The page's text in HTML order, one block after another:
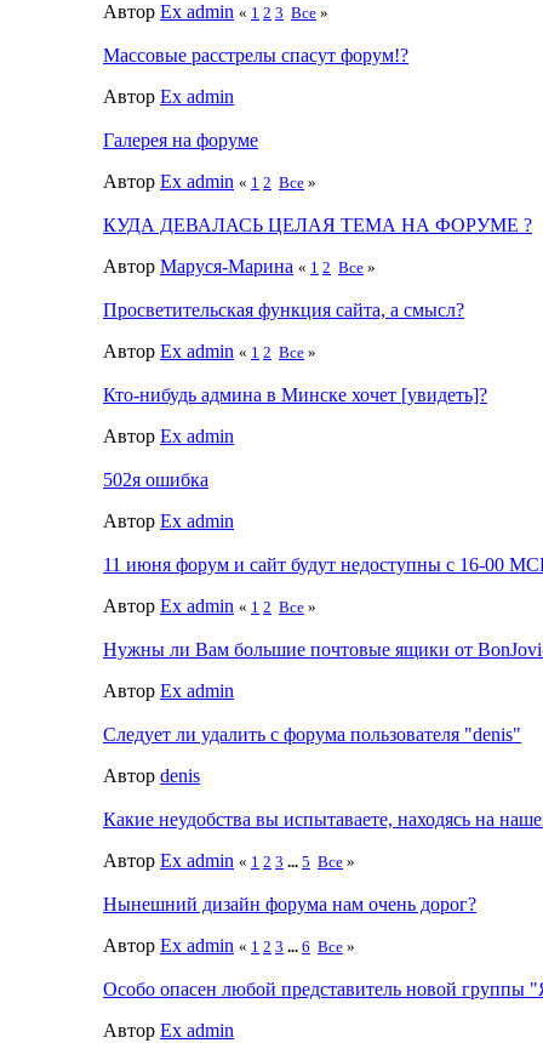
Автор Ex admin « 1 2 3 Все »
Массовые расстрелы спасут форум!?
Автор Ex admin
Галерея на форуме
Автор Ex admin « 1 2 Все »
КУДА ДЕВАЛАСЬ ЦЕЛАЯ ТЕМА НА ФОРУМЕ ?
Автор Маруся-Марина « 1 2 Все »
Просветительская функция сайта, а смысл?
Автор Ex admin « 1 2 Все »
Кто-нибудь админа в Минске хочет [увидеть]?
Автор Ex admin
502я ошибка
Автор Ex admin
11 июня форум и сайт будут недоступны с 16-00
Автор Ex admin « 1 2 Все »
Нужны ли Вам большие почтовые ящики от
Автор Ex admin
Следует ли удалить с форума пользователя "denis"
Автор denis
Какие неудобства вы испытаваете, находясь на
Автор Ex admin « 1 2 3 ... 5 Все »
Нынешний дизайн форума нам очень дорог?
Автор Ex admin « 1 2 3 ... 6 Все »
Особо опасен любой представитель новой группы
Автор Ex admin